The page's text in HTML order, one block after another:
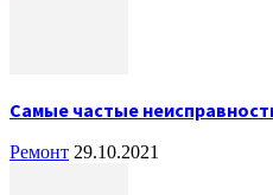
Самые частые
Ремонт 29.10.2021